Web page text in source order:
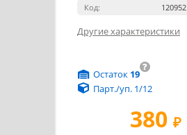
Код: 120952
Другие характеристики
380 ₽
?
Остаток 19
Парт./уп. 1/12